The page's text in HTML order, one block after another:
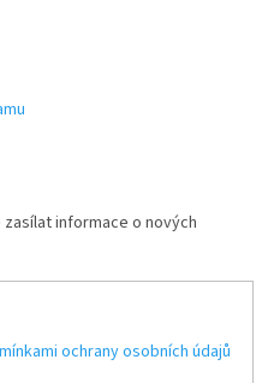
informace o nových
ochrany osobních údajů